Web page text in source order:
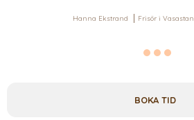
Hanna Ekstrand Frisör i Vasastan
BOKA TID